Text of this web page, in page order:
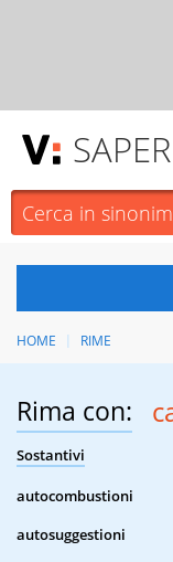
HOME RIME
Rima con:
Sostantivi
autocombustioni
autosuggestioni